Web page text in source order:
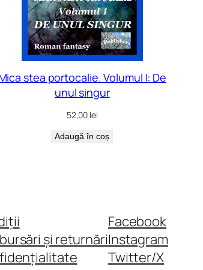
stea portocalie. Volumul I: De
unul singur
52,00 lei
Adaugă în coș
și returnări
Facebook
Instagram
Twitter/X